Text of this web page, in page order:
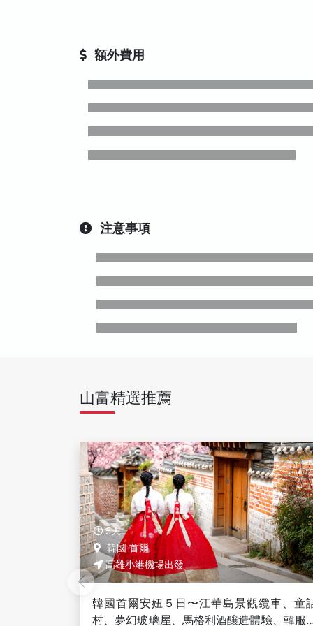
額外費用
注意事項
山富精選推薦
5天
韓國 首爾
高雄小港機場出發
韓國首爾安妞５日〜江華島景觀纜車、童
村、夢幻玻璃屋、馬格利酒釀造體驗、韓服